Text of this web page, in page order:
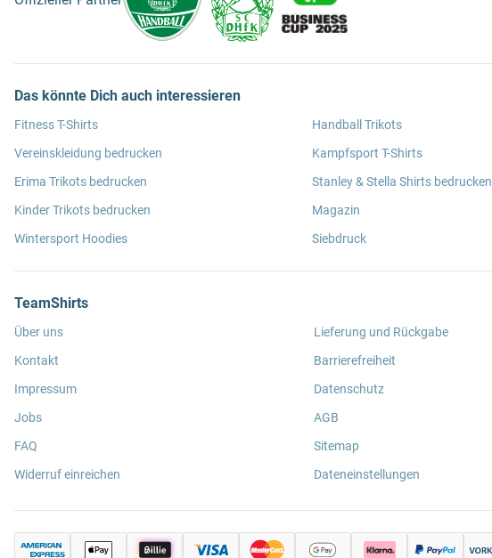
Das könnte Dich auch interessieren
Fitness T-Shirts
Vereinskleidung bedrucken
Erima Trikots bedrucken
Kinder Trikots bedrucken
Wintersport Hoodies
Handball Trikots
Kampfsport T-Shirts
Stanley & Stella Shirts bedrucken
Magazin
Siebdruck
TeamShirts
Über uns
Kontakt
Impressum
Jobs
FAQ
Widerruf einreichen
Lieferung und Rückgabe
Barrierefreiheit
Datenschutz
AGB
Sitemap
Dateneinstellungen